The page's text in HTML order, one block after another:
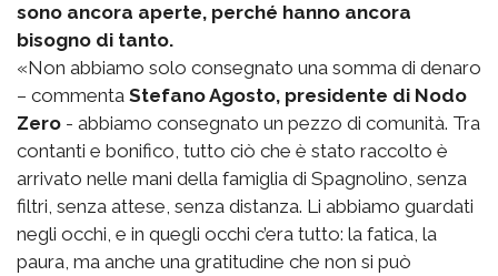
sono ancora aperte, perché hanno ancora
bisogno di tanto.
«Non abbiamo solo consegnato una somma di denaro
– commenta Stefano Agosto, presidente di Nodo
Zero - abbiamo consegnato un pezzo di comunità. Tra
contanti e bonifico, tutto ciò che è stato raccolto è
arrivato nelle mani della famiglia di Spagnolino, senza
filtri, senza attese, senza distanza. Li abbiamo guardati
negli occhi, e in quegli occhi c’era tutto: la fatica, la
paura, ma anche una gratitudine che non si può